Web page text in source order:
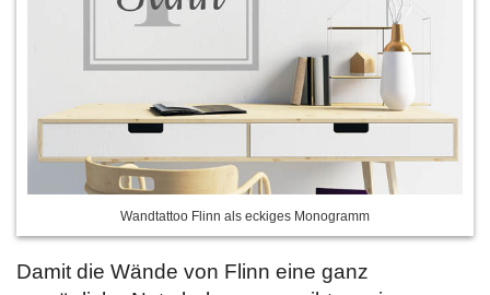
Wandtattoo Flinn als eckiges Monogramm
Damit die Wände von Flinn eine ganz